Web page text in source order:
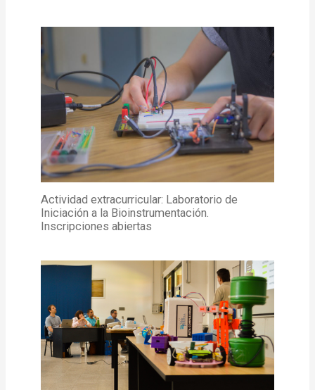
Actividad extracurricular: Laboratorio de
Iniciación a la Bioinstrumentación.
Inscripciones abiertas